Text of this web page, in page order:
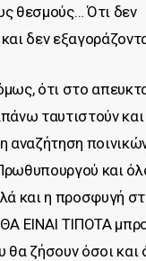
θεσμούς… Ότι δεν
δεν
ότι στο
ταυτιστούν και
αναζήτηση
και
και η προσφυγή
ΕΙΝΑΙ ΤΙΠΟΤΑ
θα ζήσουν όσοι και